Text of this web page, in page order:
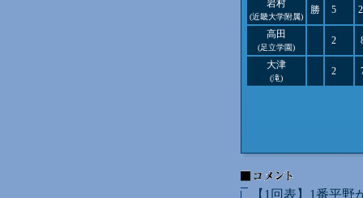
岩村
(近畿大学附属)
勝 5
高田
(足立学園)
2
大津
(滝)
2
【1回表】1番平